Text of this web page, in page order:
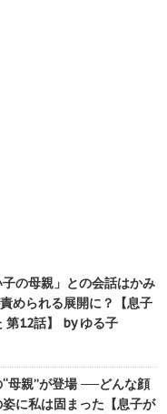
子の母親」との会話はかみ
められる展開に？【息子
第12話】 by ゆる子
“母親”が登場 ──どんな顔
に私は固まった【息子が